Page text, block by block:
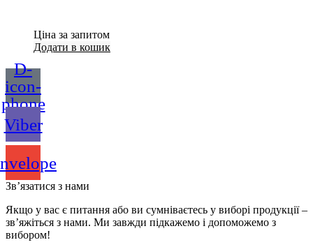
Ціна за запитом
Додати в кошик
D-
icon-
phone
Viber
Зв’язатися з нами
Якщо у вас є питання або ви сумніваєтесь у виборі продукції –
зв’яжіться з нами. Ми завжди підкажемо і допоможемо з
вибором!